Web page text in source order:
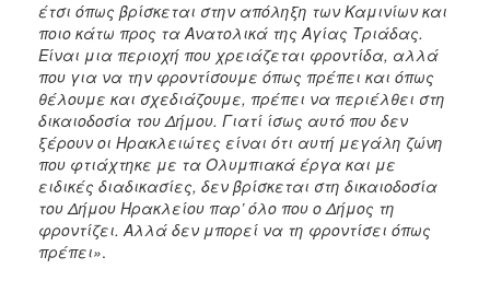
έτσι όπως βρίσκεται στην απόληξη των Καμινίων και
ποιο κάτω προς τα Ανατολικά της Αγίας Τριάδας.
Είναι μια περιοχή που χρειάζεται φροντίδα, αλλά
που για να την φροντίσουμε όπως πρέπει και όπως
θέλουμε και σχεδιάζουμε, πρέπει να περιέλθει στη
δικαιοδοσία του Δήμου. Γιατί ίσως αυτό που δεν
ξέρουν οι Ηρακλειώτες είναι ότι αυτή μεγάλη ζώνη
που φτιάχτηκε με τα Ολυμπιακά έργα και με
ειδικές διαδικασίες, δεν βρίσκεται στη δικαιοδοσία
του Δήμου Ηρακλείου παρ’ όλο που ο Δήμος τη
φροντίζει. Αλλά δεν μπορεί να τη φροντίσει όπως
πρέπει».